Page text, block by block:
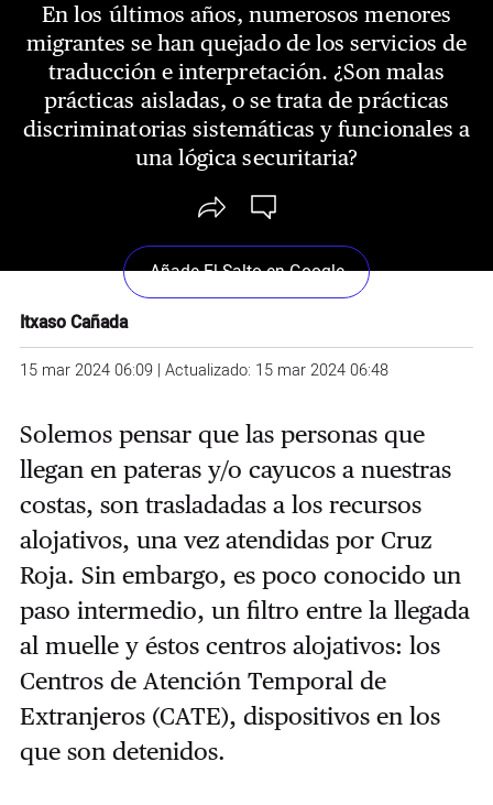
En los últimos años, numerosos menores
migrantes se han quejado de los servicios de
traducción e interpretación. ¿Son malas
prácticas aisladas, o se trata de prácticas
discriminatorias sistemáticas y funcionales a
una lógica securitaria?
Añade El Salto en Google
Itxaso Cañada
15 mar 2024 06:09 | Actualizado: 15 mar 2024 06:48
Solemos pensar que las personas que
llegan en pateras y/o cayucos a nuestras
costas, son trasladadas a los recursos
alojativos, una vez atendidas por Cruz
Roja. Sin embargo, es poco conocido un
paso intermedio, un filtro entre la llegada
al muelle y éstos centros alojativos: los
Centros de Atención Temporal de
Extranjeros (CATE), dispositivos en los
que son detenidos.